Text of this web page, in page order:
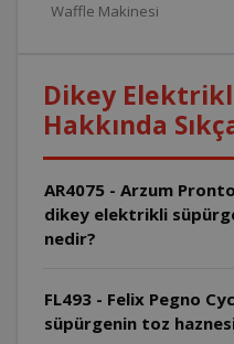
Waffle Makinesi
Dikey
Hakkında
AR4075 - Arzum Pronto Lux 2'si 1 Arada
dikey elektrikli
nedir?
FL493 - Felix Pegno
süpürgenin toz